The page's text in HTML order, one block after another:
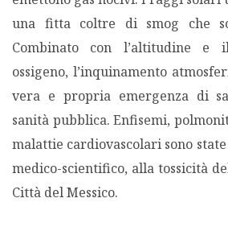
una fitta coltre di smog che
Combinato con l’altitudine
ossigeno, l’inquinamento
vera e propria emergenza di
sanità pubblica. Enfisemi,
malattie cardiovascolari sono
medico-scientifico, alla tossicità
Città del Messico.